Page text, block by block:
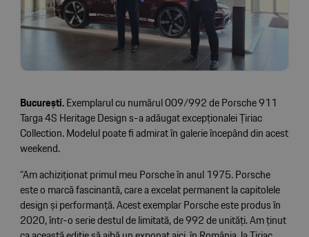
București.Exemplarul cu numărul 009/992 de Porsche 911
Targa 4S Heritage Design s-a adăugat excepționalei Țiriac
Collection. Modelul poate fi admirat în galerie începând din acest
weekend.
“Am achiziționat primul meu Porsche în anul 1975. Porsche
este o marcă fascinantă, care a excelat permanent la capitolele
design și performanță. Acest exemplar Porsche este produs în
2020, într-o serie destul de limitată, de 992 de unități. Am ținut